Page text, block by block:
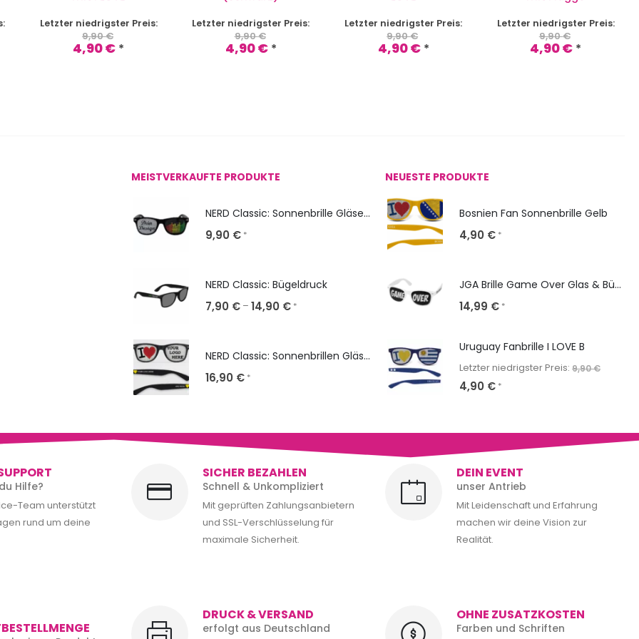
Letzter niedrigster Preis:
9,90€
4,90€ *
Letzter niedrigster Preis:
9,90€
4,90€ *
Letzter niedrigster Preis:
9,90€
4,90€ *
Letzter niedrigster Preis:
9,90€
4,90€ *
MEISTVERKAUFTE PRODUKTE
NERD Classic: Sonnenbrille Gläser bedrucken
9,90 € *
NERD Classic: Bügeldruck
7,90 € – 14,90 € *
NERD Classic: Sonnenbrillen Gläser & Bügel bedrucken
16,90 € *
NEUESTE PRODUKTE
Bosnien Fan Sonnenbrille Gelb
4,90 € *
JGA Brille Game Over Glas & Bügel gestalten
14,99 € *
Uruguay Fanbrille I LOVE B
Letzter niedrigster Preis: 9,90€
4,90 € *
Hilfe?
Team unterstützt
rund um deine
SICHER BEZAHLEN
Schnell & Unkompliziert
Mit geprüften Zahlungsanbietern
und SSL-Verschlüsselung für
maximale Sicherheit.
DEIN EVENT
unser Antrieb
Mit Leidenschaft und Erfahrung
machen wir deine Vision zur
Realität.
DRUCK & VERSAND
erfolgt aus Deutschland
OHNE ZUSATZKOSTEN
Farben und Schriften